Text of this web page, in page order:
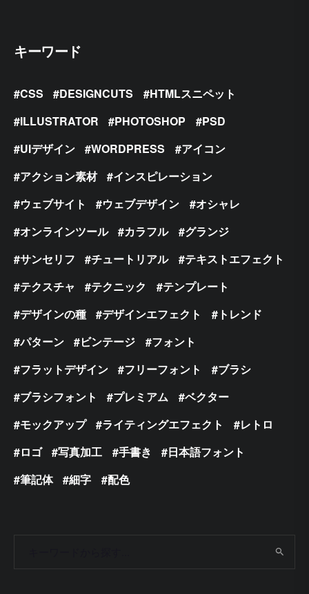
キーワード
CSS DESIGNCUTS
HTMLスニペット
ILLUSTRATOR
PHOTOSHOP
PSD
UIデザイン
WORDPRESS
アイコン
アクション素材
インスピレーション
ウェブサイト
ウェブデザイン
オシャレ
オンラインツール
カラフル
グランジ
サンセリフ
チュートリアル
テキストエフェクト
テクスチャ
テクニック
テンプレート
デザインの種
デザインエフェクト
トレンド
パターン
ビンテージ
フォント
フラットデザイン
フリーフォント
ブラシ
ブラシフォント
プレミアム
ベクター
モックアップ
ライティングエフェクト
レトロ
ロゴ
写真加工 手書き
日本語フォント
筆記体
細字 配色